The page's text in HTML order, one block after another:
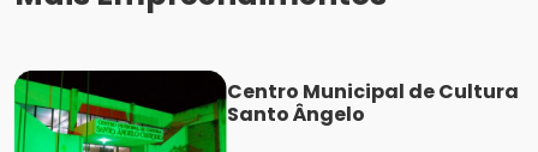
Centro Municipal de Cultura
Santo Ângelo